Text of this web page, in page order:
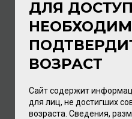
ДЛЯ
ВОЗРАСТ
Сайт содержит
для лиц, не достигших
возраста. Сведения,